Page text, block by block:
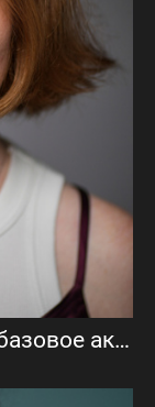
Алина Фомичева (фотодень, базовое актерское портфолио)